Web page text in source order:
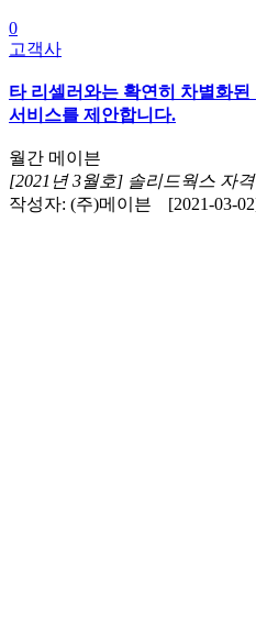
0
고객사
타 리셀러와는 확연히 차별화된
서비스를 제안합니다.
월간 메이븐
[2021년 3월호] 솔리드웍스 자
작성자: (주)메이븐
[2021-03-